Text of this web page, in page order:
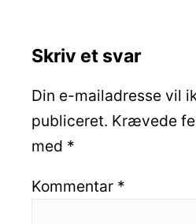
Skriv et svar
Din e-mailadresse vil
publiceret. Krævede
med *
Kommentar *